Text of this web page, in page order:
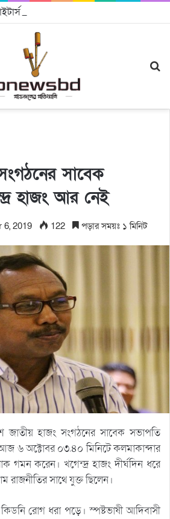
সাবেক
হাজং আর নেই
6, 2019 122 পড়ার সময়ঃ ১ মিনিট
জাতীয় হাজং সংগঠনের সাবেক সভাপতি
৬ অক্টোবর ০৩.৪০ মিনিটে কলমাকান্দার
গমন করেন। খগেন্দ্র হাজং দীর্ঘদিন ধরে
রাজনীতির সাথে যুক্ত ছিলেন।
রোগ ধরা পড়ে। স্পষ্টভাষী আদিবাসী